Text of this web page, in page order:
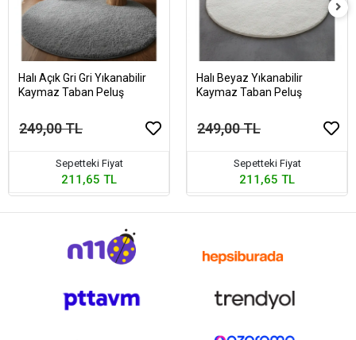
Halı Açık Gri Gri Yıkanabilir
Kaymaz Taban Peluş
249,00 TL
Sepetteki Fiyat
211,65 TL
Halı Beyaz Yıkanabilir
Kaymaz Taban Peluş
249,00 TL
Sepetteki Fiyat
211,65 TL